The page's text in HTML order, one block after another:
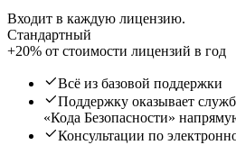
Входит в каждую лицензию.
Стандартный
+20% от стоимости лицензий в год
Всё из базовой поддержки
Поддержку оказывает
«Кода Безопасности»
Консультации по